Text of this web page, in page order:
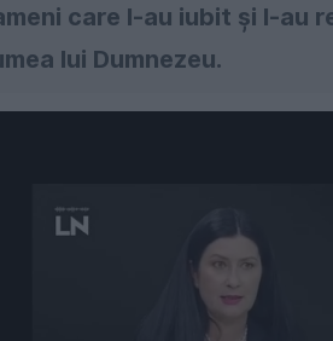
care l-au iubit și l-au
lui Dumnezeu.